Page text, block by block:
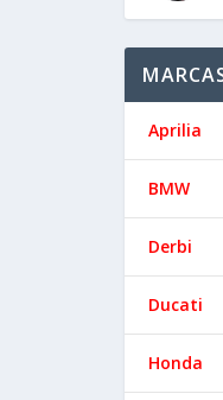
Aprilia
BMW
Derbi
Ducati
Honda